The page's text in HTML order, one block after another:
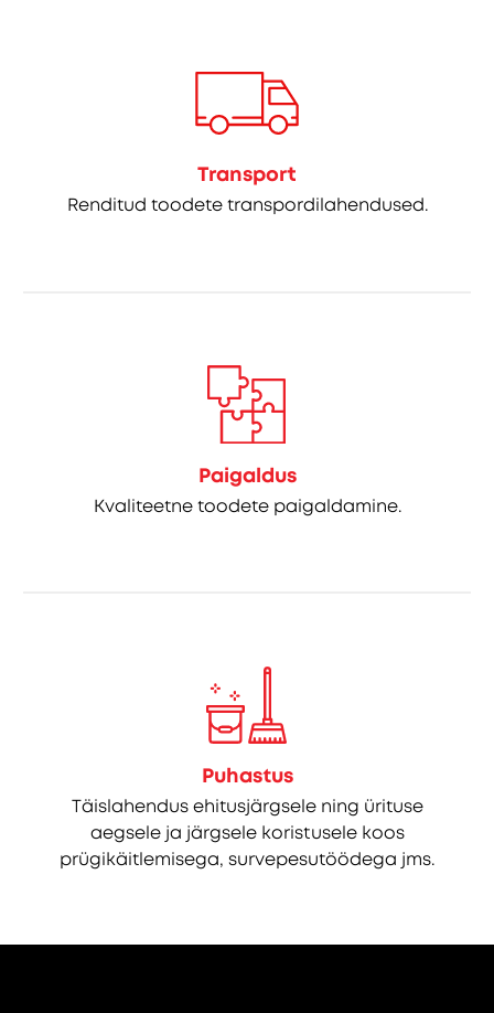
Transport
Renditud toodete transpordilahendused.
Paigaldus
Kvaliteetne toodete paigaldamine.
Puhastus
Täislahendus ehitusjärgsele ning ürituse
aegsele ja järgsele koristusele koos
prügikäitlemisega, survepesutöödega jms.